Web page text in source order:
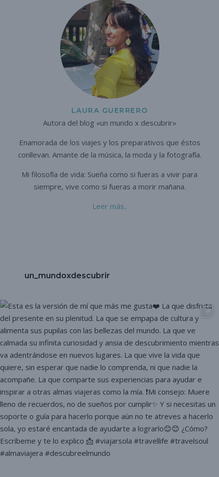
LAURA GUERRERO
Autora del blog «un mundo x descubrir»
Enamorada de los viajes y los preparativos que éstos
conllevan. Amante de la música, la moda y la fotografía.
Mi filosofía de vida: Sueña como si fueras a vivir para
siempre, vive como si fueras a morir mañana.
Leer más..
un_mundoxdescubrir